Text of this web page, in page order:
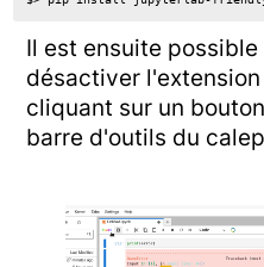
Il est ensuite
désactiver
cliquant sur un
barre d'outils du